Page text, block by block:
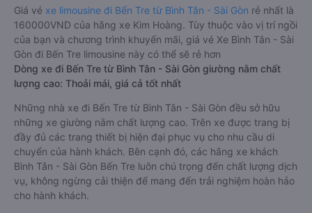
Giá vé xe limousine đi Bến Tre từ Bình Tân - Sài Gòn rẻ nhất là
160000VND của hãng xe Kim Hoàng. Tùy thuộc vào vị trí ngồi
của bạn và chương trình khuyến mãi, giá vé Xe Bình Tân - Sài
Gòn đi Bến Tre limousine này có thể sẽ rẻ hơn
Dòng xe đi Bến Tre từ Bình Tân - Sài Gòn giường nằm chất
lượng cao: Thoải mái, giá cả tốt nhất
Những nhà xe đi Bến Tre từ Bình Tân - Sài Gòn đều sở hữu
những xe giường nằm chất lượng cao. Trên xe được trang bị
đầy đủ các trang thiết bị hiện đại phục vụ cho nhu cầu di
chuyển của hành khách. Bên cạnh đó, các hãng xe khách
Bình Tân - Sài Gòn Bến Tre luôn chú trọng đến chất lượng dịch
vụ, không ngừng cải thiện để mang đến trải nghiệm hoàn hảo
cho hành khách.